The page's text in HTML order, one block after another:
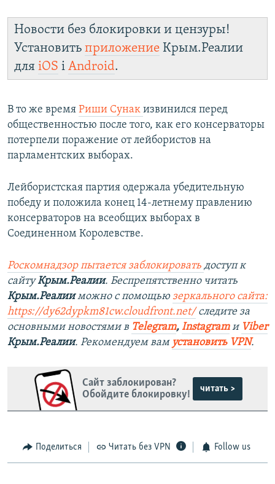
Новости без блокировки и цензуры!
Установить приложение Крым.Реалии
для iOS і Android.
В то же время Риши Сунак извинился перед
общественностью после того, как его консерваторы
потерпели поражение от лейбористов на
парламентских выборах.
Лейбористская партия одержала убедительную
победу и положила конец 14-летнему правлению
консерваторов на всеобщих выборах в
Соединенном Королевстве.
Роскомнадзор пытается заблокировать доступ к
сайтуКрым.Реалии. Беспрепятственно читать
Крым.Реалииможно с помощью зеркального сайта:
https://dy62dypkm81cw.cloudfront.net/следите за
основными новостями в Telegram, Instagramи Viber
Крым.Реалии. Рекомендуем вам установить VPN.
Сайт заблокирован?
Обойдите блокировку!
читать >
Поделиться Читать без VPN Follow us